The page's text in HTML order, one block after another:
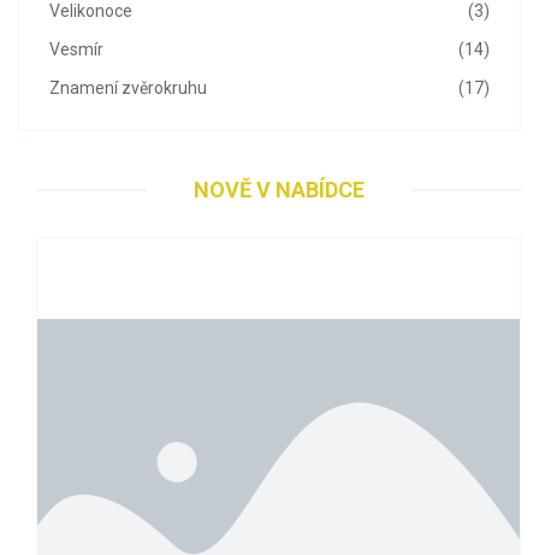
(3)
Velikonoce
(14)
Vesmír
(17)
Znamení zvěrokruhu
NOVĚ V NABÍDCE